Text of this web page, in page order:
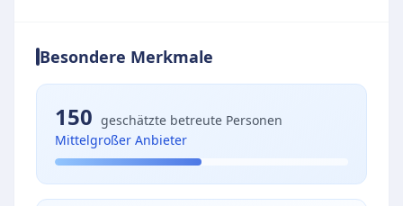
Besondere Merkmale
150 geschätzte betreute Personen
Mittelgroßer Anbieter